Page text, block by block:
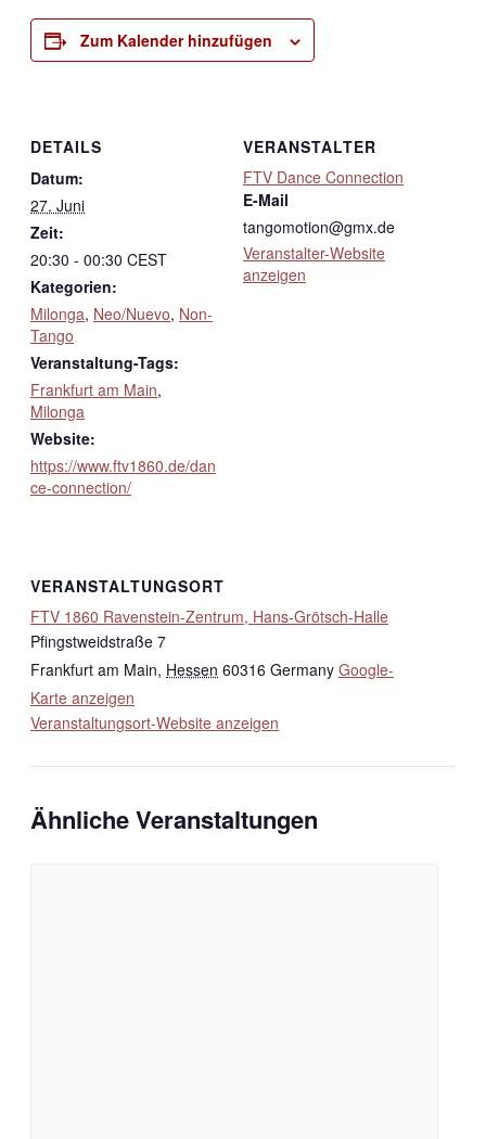
Zum Kalender hinzufügen
DETAILS
Datum:
27. Juni
Zeit:
20:30 - 00:30 CEST
Kategorien:
Milonga, Neo/Nuevo, Non-
Tango
Veranstaltung-Tags:
Frankfurt am Main,
Milonga
Website:
https://www.ftv1860.de/dan
ce-connection/
VERANSTALTER
FTV Dance Connection
E-Mail
tangomotion@gmx.de
Veranstalter-Website
anzeigen
VERANSTALTUNGSORT
FTV 1860 Ravenstein-Zentrum, Hans-Grötsch-Halle
Pfingstweidstraße 7
Frankfurt am Main, Hessen 60316 Germany Google-
Karte anzeigen
Veranstaltungsort-Website anzeigen
Ähnliche Veranstaltungen